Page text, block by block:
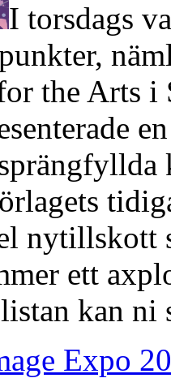
I torsdags
the Arts i
nytillskott
ett
kan ni
Expo